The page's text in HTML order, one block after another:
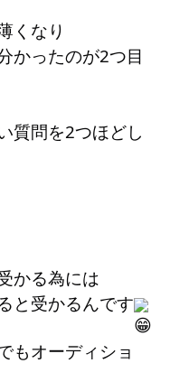
くなり
かったのが2つ目
質問を2つほどし
かる為には
と受かるんです
もオーディショ